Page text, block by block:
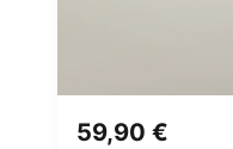
59,90 €